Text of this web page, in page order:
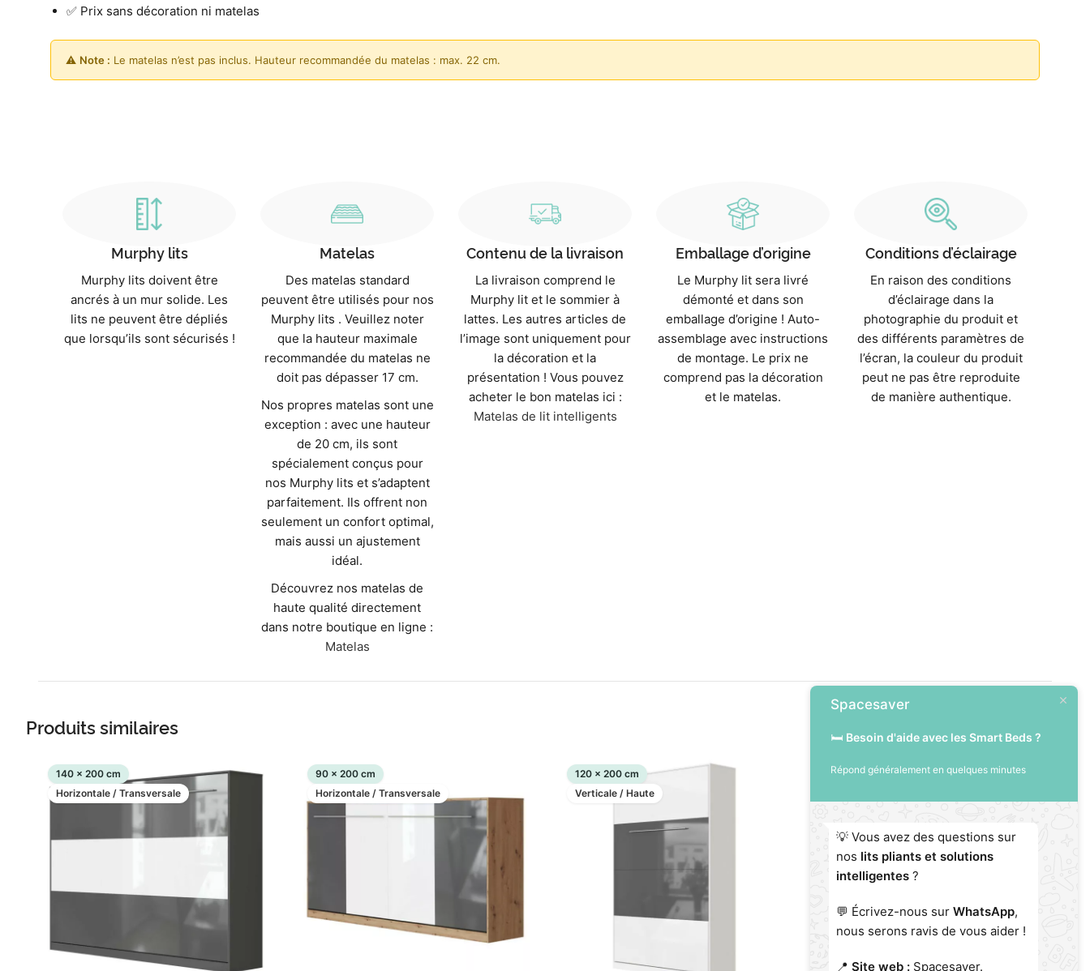
✅ Prix sans décoration ni matelas
⚠️ Note : Le matelas n’est pas inclus. Hauteur recommandée du matelas : max. 22 cm.
Murphy lits
Murphy lits doivent être
ancrés à un mur solide. Les
lits ne peuvent être dépliés
que lorsqu’ils sont sécurisés !
Matelas
Des matelas standard
peuvent être utilisés pour nos
Murphy lits . Veuillez noter
que la hauteur maximale
recommandée du matelas ne
doit pas dépasser 17 cm.
Nos propres matelas sont une
exception : avec une hauteur
de 20 cm, ils sont
spécialement conçus pour
nos Murphy lits et s’adaptent
parfaitement. Ils offrent non
seulement un confort optimal,
mais aussi un ajustement
idéal.
Découvrez nos matelas de
haute qualité directement
dans notre boutique en ligne :
Matelas
Contenu de la livraison
La livraison comprend le
Murphy lit et le sommier à
lattes. Les autres articles de
l’image sont uniquement pour
la décoration et la
présentation ! Vous pouvez
acheter le bon matelas ici :
Matelas de lit intelligents
Emballage d’origine
Le Murphy lit sera livré
démonté et dans son
emballage d’origine ! Auto-
assemblage avec instructions
de montage. Le prix ne
comprend pas la décoration
et le matelas.
Conditions d’éclairage
En raison des conditions
d’éclairage dans la
photographie du produit et
des différents paramètres de
l’écran, la couleur du produit
peut ne pas être reproduite
de manière authentique.
Produits similaires
140 x 200 cm
Horizontale / Transversale
90 x 200 cm
Horizontale / Transversale
120 x 200 cm
Verticale / Haute
140 x 200 cm
Spacesaver
🛏️ Besoin d'aide avec les Smart Beds ?
Répond généralement en quelques minutes
💡 Vous avez des questions sur
nos lits pliants et solutions
intelligentes ?
💬 Écrivez-nous sur WhatsApp,
nous serons ravis de vous aider !
📍 Site web : Spacesaver.